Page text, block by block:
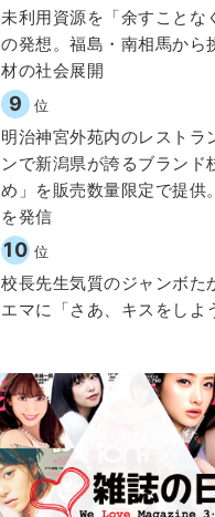
未利用資源を「余すことな
の発想。福島・南相馬から
材の社会展開​
9 位
明治神宮外苑内のレストラ
ンで新潟県が誇るブランド
め」を販売数量限定で提供
を発信
10 位
校長先生気質のジャンボ
エマに「さあ、キスをしよ